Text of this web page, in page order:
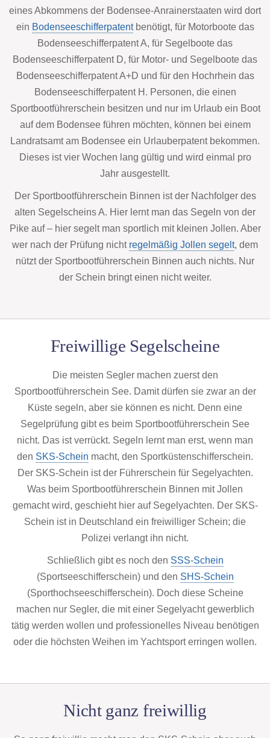
eines Abkommens der Bodensee-Anrainerstaaten wird dort
ein Bodenseeschifferpatentbenötigt, für Motorboote das
Bodenseeschifferpatent A, für Segelboote das
Bodenseeschifferpatent D, für Motor- und Segelboote das
Bodenseeschifferpatent A+D und für den Hochrhein das
Bodenseeschifferpatent H. Personen, die einen
Sportbootführerschein besitzen und nur im Urlaub ein Boot
auf dem Bodensee führen möchten, können bei einem
Landratsamt am Bodensee ein Urlauberpatent bekommen.
Dieses ist vier Wochen lang gültig und wird einmal pro
Jahr ausgestellt.
Der Sportbootführerschein Binnen ist der Nachfolger des
alten Segelscheins A. Hier lernt man das Segeln von der
Pike auf – hier segelt man sportlich mit kleinen Jollen. Aber
wer nach der Prüfung nicht regelmäßig Jollen segelt, dem
nützt der Sportbootführerschein Binnen auch nichts. Nur
der Schein bringt einen nicht weiter.
Freiwillige Segelscheine
Die meisten Segler machen zuerst den
Sportbootführerschein See. Damit dürfen sie zwar an der
Küste segeln, aber sie können es nicht. Denn eine
Segelprüfung gibt es beim Sportbootführerschein See
nicht. Das ist verrückt. Segeln lernt man erst, wenn man
den SKS-Schein macht, den Sportküstenschifferschein.
Der SKS-Schein ist der Führerschein für Segelyachten.
Was beim Sportbootführerschein Binnen mit Jollen
gemacht wird, geschieht hier auf Segelyachten. Der SKS-
Schein ist in Deutschland ein freiwilliger Schein; die
Polizei verlangt ihn nicht.
Schließlich gibt es noch den SSS-Schein
(Sportseeschifferschein) und den SHS-Schein
(Sporthochseeschifferschein). Doch diese Scheine
machen nur Segler, die mit einer Segelyacht gewerblich
tätig werden wollen und professionelles Niveau benötigen
oder die höchsten Weihen im Yachtsport erringen wollen.
Nicht ganz freiwillig